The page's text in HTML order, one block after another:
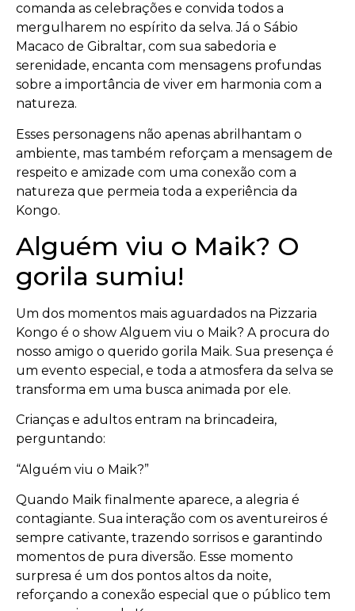
comanda as celebrações e convida todos a
mergulharem no espírito da selva. Já o Sábio
Macaco de Gibraltar, com sua sabedoria e
serenidade, encanta com mensagens profundas
sobre a importância de viver em harmonia com a
natureza.
Esses personagens não apenas abrilhantam o
ambiente, mas também reforçam a mensagem de
respeito e amizade com uma conexão com a
natureza que permeia toda a experiência da
Kongo.
Alguém viu o Maik? O
gorila sumiu!
Um dos momentos mais aguardados na Pizzaria
Kongo é o show Alguem viu o Maik? A procura do
nosso amigo o querido gorila Maik. Sua presença é
um evento especial, e toda a atmosfera da selva se
transforma em uma busca animada por ele.
Crianças e adultos entram na brincadeira,
perguntando:
“Alguém viu o Maik?”
Quando Maik finalmente aparece, a alegria é
contagiante. Sua interação com os aventureiros é
sempre cativante, trazendo sorrisos e garantindo
momentos de pura diversão. Esse momento
surpresa é um dos pontos altos da noite,
reforçando a conexão especial que o público tem